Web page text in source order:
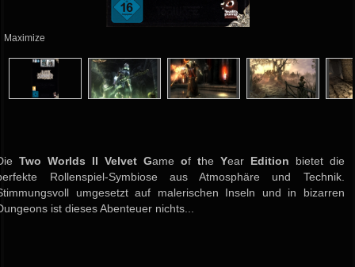
Maximize
Two Worlds II Velvet Game of the YearEdition bietet die
Rollenspiel-Symbiose aus Atmosphäre und Technik.
umgesetzt auf malerischen Inseln und in bizarren
ist dieses Abenteuer nichts...